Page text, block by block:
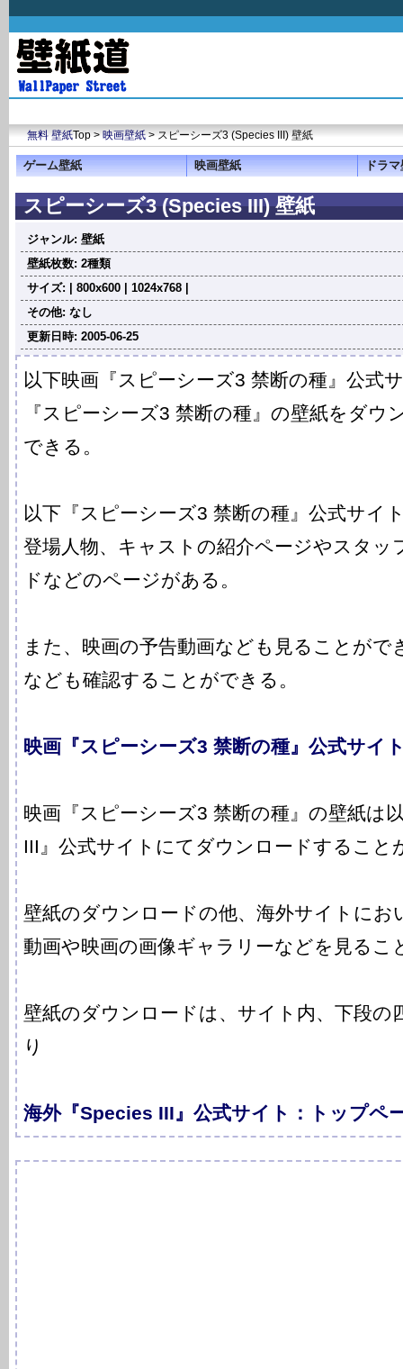
無料 壁紙Top >映画壁紙> スピーシーズ3 (Species III) 壁紙
ゲーム壁紙 映画壁紙 ドラ
スピーシーズ3 (Species III) 壁紙
ジャンル: 壁紙
壁紙枚数: 2種類
サイズ: | 800x600 | 1024x768 |
その他: なし
更新日時: 2005-06-25
以下映画『スピーシーズ3 禁断の種』公式
『スピーシーズ3 禁断の種』の壁紙をダウ
できる。
以下『スピーシーズ3 禁断の種』公式サイ
登場人物、キャストの紹介ページやスタッ
ドなどのページがある。
また、映画の予告動画なども見ることがで
なども確認することができる。
映画『スピーシーズ3 禁断の種』公式サイ
映画『スピーシーズ3 禁断の種』の壁紙は
III』公式サイトにてダウンロードすること
壁紙のダウンロードの他、海外サイトにお
動画や映画の画像ギャラリーなどを見るこ
壁紙のダウンロードは、サイト内、下段の
り
海外『Species III』公式サイト：トップペ